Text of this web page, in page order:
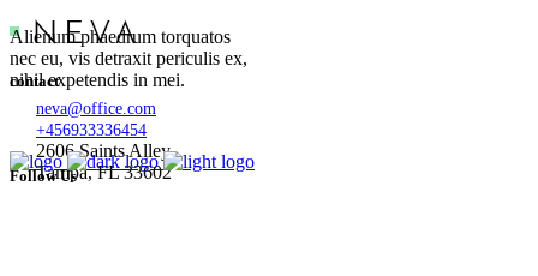
Alienum phaedrum torquatos
nec eu, vis detraxit periculis ex,
nihil expetendis in mei.
contact
neva@office.com
+456933336454
2606 Saints Alley
Tampa, FL 33602
Follow Us